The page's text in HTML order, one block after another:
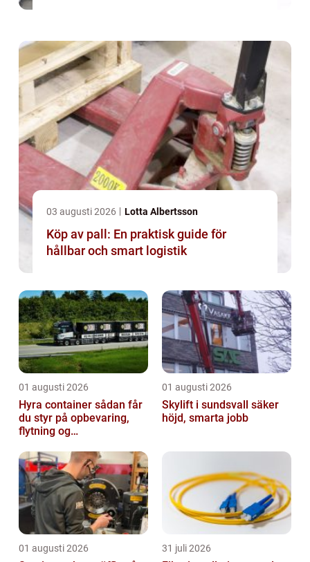
03 augusti 2026 Lotta Albertsson
Köp av pall: En praktisk guide för
hållbar och smart logistik
01 augusti 2026
Hyra container sådan får
du styr på opbevaring,
flytning og
01 augusti 2026
Skylift i sundsvall säker
höjd, smarta jobb
01 augusti 2026 31 juli 2026